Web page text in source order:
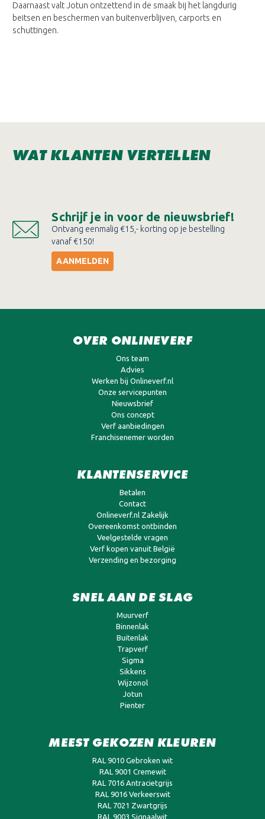
Daarnaast valt Jotun ontzettend in de smaak bij het langdurig
beitsen en beschermen van buitenverblijven, carports en
schuttingen.
WAT KLANTEN VERTELLEN
Schrijf je in voor de nieuwsbrief!
Ontvang eenmalig €15,- korting op je bestelling
vanaf €150!
AANMELDEN
OVER ONLINEVERF
Ons team
Advies
Werken bij Onlineverf.nl
Onze servicepunten
Nieuwsbrief
Ons concept
Verf aanbiedingen
Franchisenemer worden
KLANTENSERVICE
Betalen
Contact
Onlineverf.nl Zakelijk
Overeenkomst ontbinden
Veelgestelde vragen
Verf kopen vanuit België
Verzending en bezorging
SNEL AAN DE SLAG
Muurverf
Binnenlak
Buitenlak
Trapverf
Sigma
Sikkens
Wijzonol
Jotun
Pienter
MEEST GEKOZEN KLEUREN
RAL 9010 Gebroken wit
RAL 9001 Cremewit
RAL 7016 Antracietgrijs
RAL 9016 Verkeerswit
RAL 7021 Zwartgrijs
RAL 9003 Signaalwit